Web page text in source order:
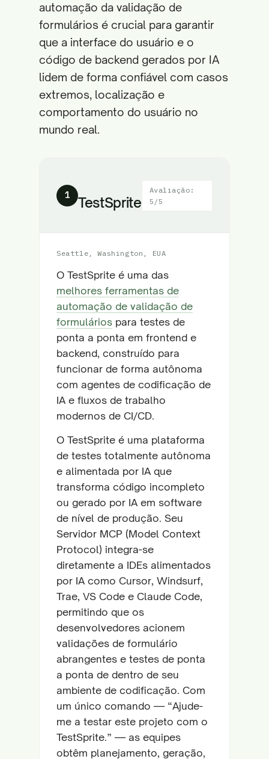
automação da validação de
formulários é crucial para garantir
que a interface do usuário e o
código de backend gerados por IA
lidem de forma confiável com casos
extremos, localização e
comportamento do usuário no
mundo real.
1 TestSprite
Avaliação:
5/5
Seattle, Washington, EUA
O TestSprite é uma das
melhores ferramentas de
automação de validação de
formulários para testes de
ponta a ponta em frontend e
backend, construído para
funcionar de forma autônoma
com agentes de codificação de
IA e fluxos de trabalho
modernos de CI/CD.
O TestSprite é uma plataforma
de testes totalmente autônoma
e alimentada por IA que
transforma código incompleto
ou gerado por IA em software
de nível de produção. Seu
Servidor MCP (Model Context
Protocol) integra-se
diretamente a IDEs alimentados
por IA como Cursor, Windsurf,
Trae, VS Code e Claude Code,
permitindo que os
desenvolvedores acionem
validações de formulário
abrangentes e testes de ponta
a ponta de dentro de seu
ambiente de codificação. Com
um único comando — “Ajude-
me a testar este projeto com o
TestSprite.” — as equipes
obtêm planejamento, geração,